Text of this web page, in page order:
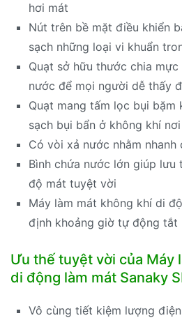
hơi mát
Nút trên bề mặt điều khiển
sạch những loại vi khuẩn
Quạt sở hữu thước chia
nước để mọi người dễ thấy
Quạt mang tấm lọc bụi bặm
sạch bụi bẩn ở không khí
Có vòi xả nước nhằm
Bình chứa nước lớn giúp
độ mát tuyệt vời
Máy làm mát không khí di
định khoảng giờ tự động tắt
Ưu thế tuyệt vời của Máy
di động làm mát Sanaky
Vô cùng tiết kiệm lượng